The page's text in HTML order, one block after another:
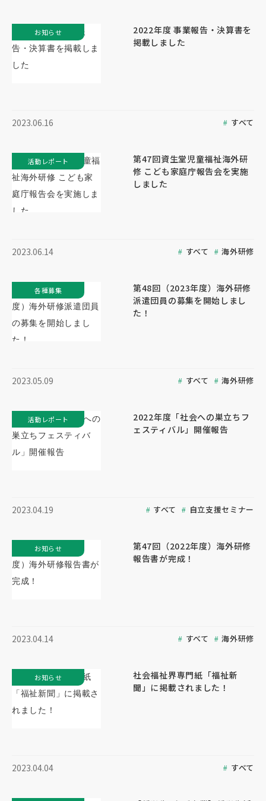
2022年度 事業報告・決算書を
掲載しました
2023.06.16 すべて
お知らせ
第47回資生堂児童福祉海外研
修 こども家庭庁報告会を実施
しました
2023.06.14 すべて 海外研修
活動レポート
第48回（2023年度）海外研修
派遣団員の募集を開始しまし
た！
2023.05.09 すべて 海外研修
各種募集
2022年度「社会への巣立ちフ
ェスティバル」開催報告
2023.04.19 すべて 自立支援セミナー
活動レポート
第47回（2022年度）海外研修
報告書が完成！
2023.04.14 すべて 海外研修
お知らせ
社会福祉界専門紙「福祉新
聞」に掲載されました！
2023.04.04 すべて
お知らせ